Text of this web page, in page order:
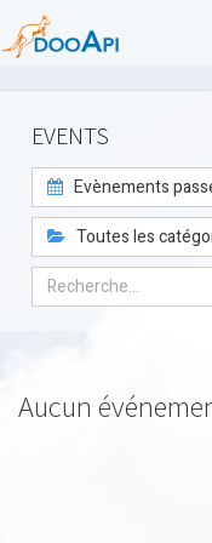
EVENTS
Evènements
Toutes les
Aucun